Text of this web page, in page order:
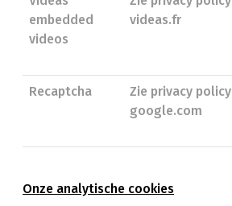
embedded
videos
videas.fr
Recaptcha
Zie privacy policy
google.com
Onze analytische cookies